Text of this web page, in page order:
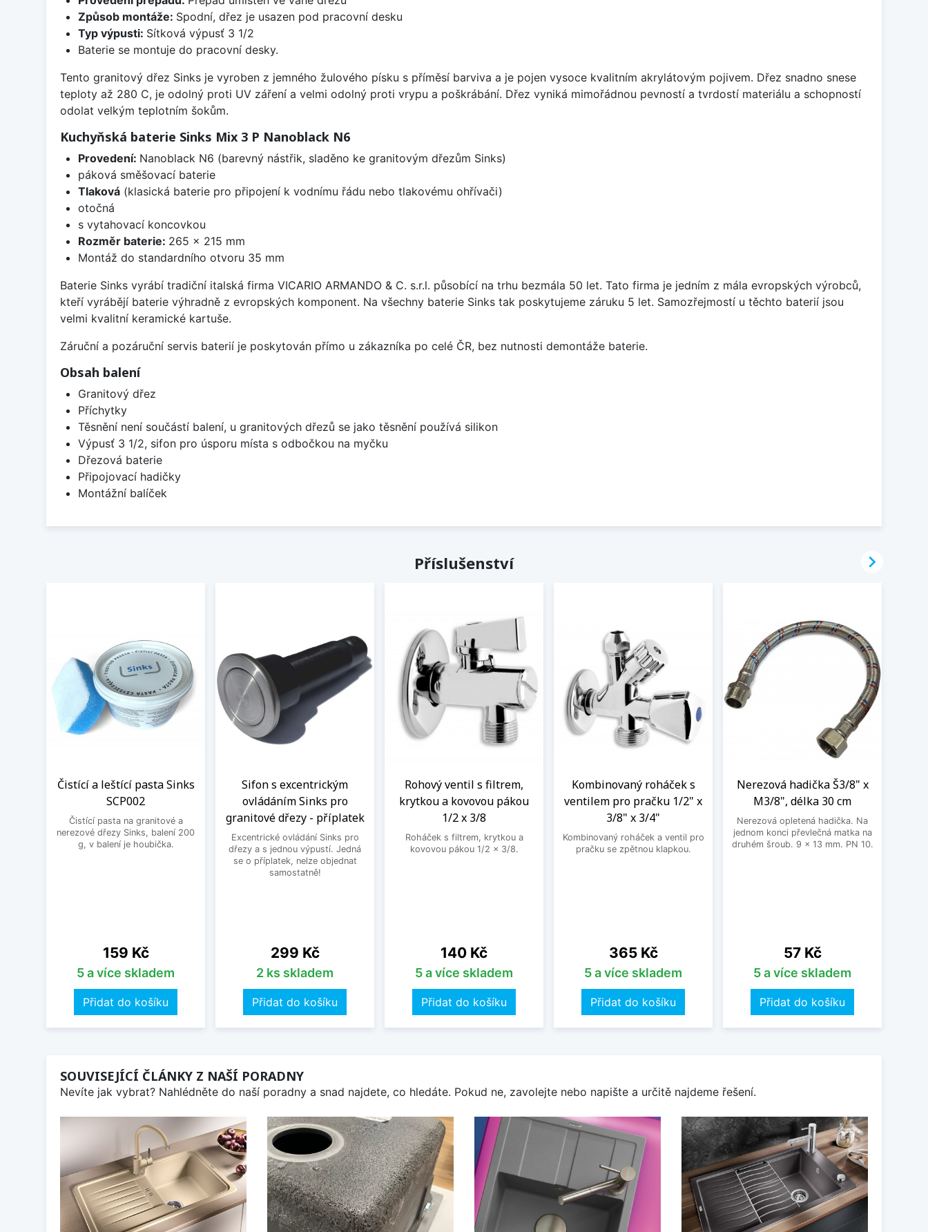
Způsob montáže: Spodní, dřez je usazen pod pracovní desku
Typ výpusti: Sítková výpusť 3 1/2
Baterie se montuje do pracovní desky.
Tento granitový dřez Sinks je vyroben z jemného žulového písku s příměsí barviva a je pojen vysoce kvalitním akrylátovým pojivem. Dřez snadno snese
teploty až 280 C, je odolný proti UV záření a velmi odolný proti vrypu a poškrábání. Dřez vyniká mimořádnou pevností a tvrdostí materiálu a schopností
odolat velkým teplotním šokům.
Kuchyňská baterie Sinks Mix 3 P Nanoblack N6
Provedení: Nanoblack N6 (barevný nástřik, sladěno ke granitovým dřezům Sinks)
páková směšovací baterie
Tlaková(klasická baterie pro připojení k vodnímu řádu nebo tlakovému ohřívači)
otočná
s vytahovací koncovkou
Rozměr baterie: 265 x 215 mm
Montáž do standardního otvoru 35 mm
Baterie Sinks vyrábí tradiční italská firma VICARIO ARMANDO & C. s.r.l. působící na trhu bezmála 50 let. Tato firma je jedním z mála evropských výrobců,
kteří vyrábějí baterie výhradně z evropských komponent. Na všechny baterie Sinks tak poskytujeme záruku 5 let. Samozřejmostí u těchto baterií jsou
velmi kvalitní keramické kartuše.
Záruční a pozáruční servis baterií je poskytován přímo u zákazníka po celé ČR, bez nutnosti demontáže baterie.
Obsah balení
Granitový dřez
Příchytky
Těsnění není součástí balení, u granitových dřezů se jako těsnění používá silikon
Výpusť 3 1/2, sifon pro úsporu místa s odbočkou na myčku
Dřezová baterie
Připojovací hadičky
Montážní balíček
Příslušenství
Čistící a leštící pasta Sinks
SCP002
Čistící pasta na granitové a
nerezové dřezy Sinks, balení 200
g, v balení je houbička.
Cena
159 Kč
5 a více skladem
Přidat do košíku
Sifon s excentrickým
ovládáním Sinks pro
granitové dřezy - příplatek
Excentrické ovládání Sinks pro
dřezy a s jednou výpustí. Jedná
se o příplatek, nelze objednat
samostatně!
Cena
299 Kč
2 ks skladem
Přidat do košíku
Rohový ventil s filtrem,
krytkou a kovovou pákou
1/2 x 3/8
Roháček s filtrem, krytkou a
kovovou pákou 1/2 x 3/8.
Cena
140 Kč
5 a více skladem
Přidat do košíku
Kombinovaný roháček s
ventilem pro pračku 1/2" x
3/8" x 3/4"
Kombinovaný roháček a ventil pro
pračku se zpětnou klapkou.
Cena
365 Kč
5 a více skladem
Přidat do košíku
Nerezová hadička Š3/8" x
M3/8", délka 30 cm
Nerezová opletená hadička. Na
jednom konci převlečná matka na
druhém šroub. 9 x 13 mm. PN 10.
Cena
57 Kč
5 a více skladem
Přidat do košíku

SOUVISEJÍCÍ ČLÁNKY Z NAŠÍ PORADNY
Nevíte jak vybrat? Nahlédněte do naší poradny a snad najdete, co hledáte. Pokud ne, zavolejte nebo napište a určitě najdeme řešení.